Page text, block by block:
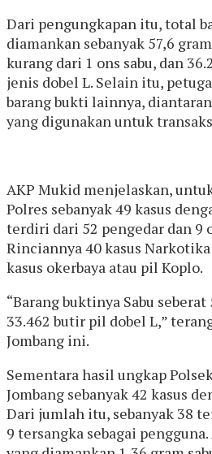
Dari pengungkapan itu, total
diamankan sebanyak 57,6
kurang dari 1 ons sabu, dan
jenis dobel L. Selain itu,
barang bukti lainnya,
yang digunakan untuk
AKP Mukid menjelaskan,
Polres sebanyak 49 kasus
terdiri dari 52 pengedar dan 9
Rinciannya 40 kasus
kasus okerbaya atau pil Koplo.
“Barang buktinya Sabu
33.462 butir pil dobel L,”
Jombang ini.
Sementara hasil ungkap
Jombang sebanyak 42 kasus
Dari jumlah itu, sebanyak 38
9 tersangka sebagai